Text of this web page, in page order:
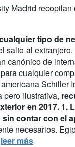
Madrid
tipo de
salto al
canónico de
cualquier
Schiller
pero ilustrativa,
en 2017. 1.
contar con el
necesarios.
leer más